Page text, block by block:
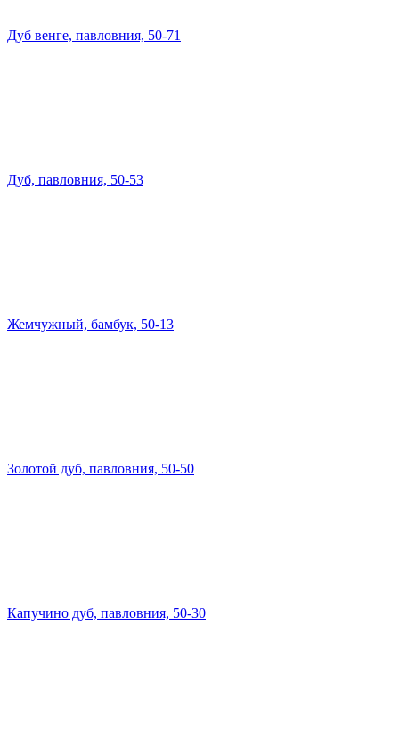
Дуб венге, павловния, 50-71
Дуб, павловния, 50-53
Жемчужный, бамбук, 50-13
Золотой дуб, павловния, 50-50
Капучино дуб, павловния, 50-30